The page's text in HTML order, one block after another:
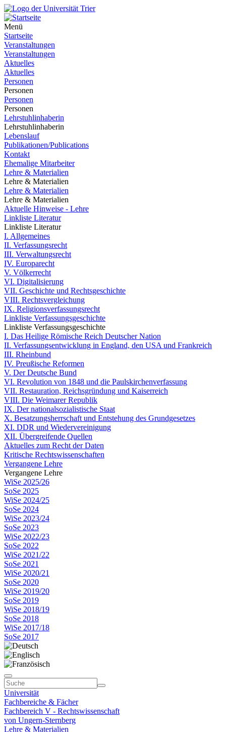
Menü
Startseite
Veranstaltungen
Veranstaltungen
Aktuelles
Aktuelles
Personen
Personen
Personen
Personen
Lehrstuhlinhaberin
Lehrstuhlinhaberin
Lebenslauf
Publikationen/Publications
Kontakt
Ehemalige Mitarbeiter
Lehre & Materialien
Lehre & Materialien
Lehre & Materialien
Lehre & Materialien
Aktuelle Hinweise - Lehre
Linkliste Literatur
Linkliste Literatur
I. Allgemeines
II. Verfassungsrecht
III. Verwaltungsrecht
IV. Europarecht
V. Völkerrecht
VI. Digitalisierung
VII. Geschichte und Rechtsgeschichte
VIII. Rechtsvergleichung
IX. Religionsverfassungsrecht
Linkliste Verfassungsgeschichte
Linkliste Verfassungsgeschichte
I. Das Heilige Römische Reich Deutscher Nation
II. Verfassungsentwicklung in England, den USA und Frankreich
III. Rheinbund
IV. Preußische Reformen
V. Der Deutsche Bund
VI. Revolution von 1848 und die Paulskirchenverfassung
VII. Restauration, Reichsgründung und Kaiserreich
VIII. Die Weimarer Republik
IX. Der nationalsozialistische Staat
X. Besatzungsherrschaft und Entstehung des Grundgesetzes
XI. DDR und Wiedervereinigung
XII. Übergreifende Quellen
Aktuelles zum Recht der Daten
Kritische Rechtswissenschaften
Vergangene Lehre
Vergangene Lehre
WiSe 2025/26
SoSe 2025
WiSe 2024/25
SoSe 2024
WiSe 2023/24
SoSe 2023
WiSe 2022/23
SoSe 2022
WiSe 2021/22
SoSe 2021
WiSe 2020/21
SoSe 2020
WiSe 2019/20
SoSe 2019
WiSe 2018/19
SoSe 2018
WiSe 2017/18
SoSe 2017
Universität
Fachbereiche & Fächer
Fachbereich V - Rechtswissenschaft
von Ungern-Sternberg
Lehre & Materialien